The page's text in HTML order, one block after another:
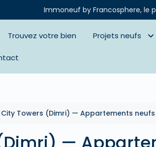
Immoneuf by Francosphere, le
Trouvez votre bien Projets neufs
City Towers (Dimri) — Appartements